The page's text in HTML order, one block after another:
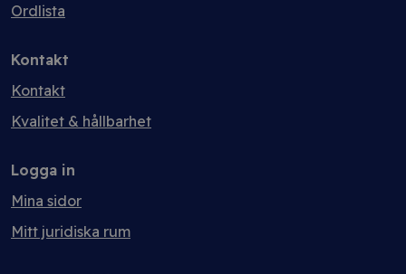
Ordlista
Kontakt
Kontakt
Kvalitet & hållbarhet
Logga in
Mina sidor
Mitt juridiska rum